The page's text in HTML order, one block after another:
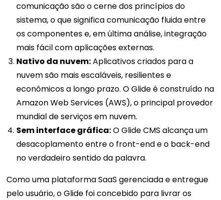
comunicação são o cerne dos princípios do
sistema, o que significa comunicação fluida entre
os componentes e, em última análise, integração
mais fácil com aplicações externas.
Nativo da nuvem:Aplicativos criados para a
nuvem são mais escaláveis, resilientes e
econômicos a longo prazo. O Glide é construído na
Amazon Web Services (AWS), o principal provedor
mundial de serviços em nuvem.
Sem interface gráfica:O Glide CMS alcança um
desacoplamento entre o front-end e o back-end
no verdadeiro sentido da palavra.
Como uma plataforma SaaS gerenciada e entregue
pelo usuário, o Glide foi concebido para livrar os